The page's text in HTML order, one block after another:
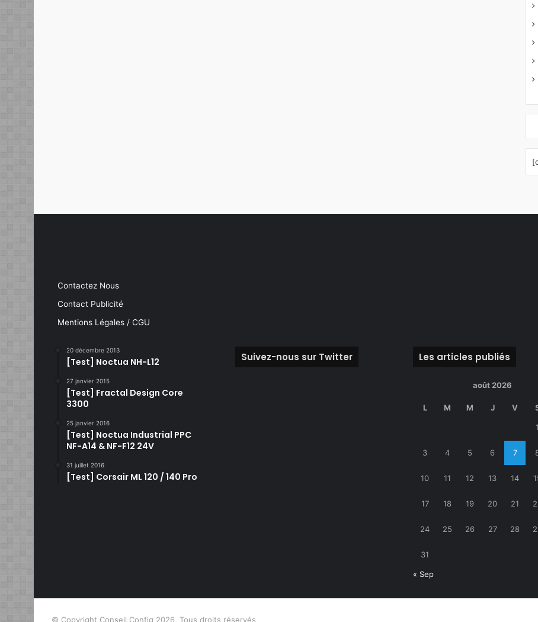
Contactez Nous
Contact Publicité
Mentions Légales / CGU
20 décembre 2013
[Test] Noctua NH-L12
27 janvier 2015
[Test] Fractal Design Core
3300
25 janvier 2016
[Test] Noctua Industrial PPC
NF-A14 & NF-F12 24V
31 juillet 2016
[Test] Corsair ML 120 / 140 Pro
Suivez-nous sur Twitter Les articles publiés
août 2026
L M M J V
1
3 4 5 6 7
10 11 12 13 14
17 18 19 20 21
24 25 26 27 28
31
« Sep
© Copyright Conseil Config 2026, Tous droits réservés